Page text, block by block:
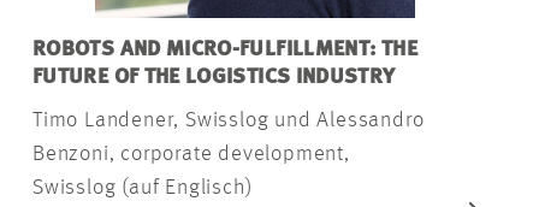
ROBOTS AND MICRO-FULFILLMENT: THE
FUTURE OF THE LOGISTICS INDUSTRY
Timo Landener, Swisslog und Alessandro
Benzoni, corporate development,
Swisslog (auf Englisch)